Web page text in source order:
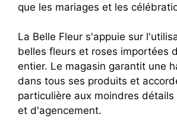
que les mariages et les
La Belle Fleur s'appuie sur
belles fleurs et roses importées
entier. Le magasin garantit une
dans tous ses produits et
particulière aux moindres
et d'agencement.